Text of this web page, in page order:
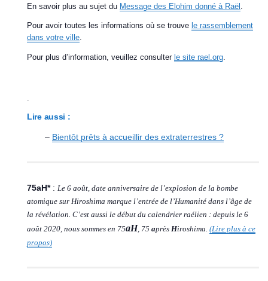
En savoir plus au sujet du Message des Elohim donné à Raël
Pour avoir toutes les informations où se trouve le rassemblement
dans votre ville.
Pour plus d’information, veuillez consulter le site rael.org
Lire aussi :
– Bientôt prêts à accueillir des extraterrestres ?
75aH*: Le 6 août, date anniversaire de l’explosion de la bombe
atomique sur Hiroshima marque l’entrée de l’Humanité dans l’âge de
la révélation. C’est aussi le début du calendrier raélien : depuis le 6
août 2020, nous sommes en 75aH, 75 après Hiroshima. (Lire plus à ce
propos)